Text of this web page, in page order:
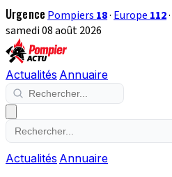
Urgence Pompiers 18· Europe 112·
samedi 08 août 2026
Actualités Annuaire
Actualités Annuaire